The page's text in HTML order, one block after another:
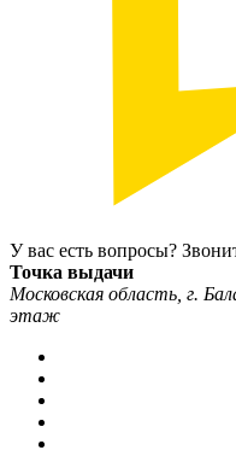
У вас есть вопросы?
Точка выдачи
Московская область, г.
этаж